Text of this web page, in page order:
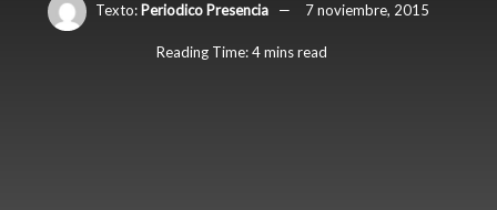
Texto: Periodico Presencia 7 noviembre, 2015
Reading Time: 4 mins read